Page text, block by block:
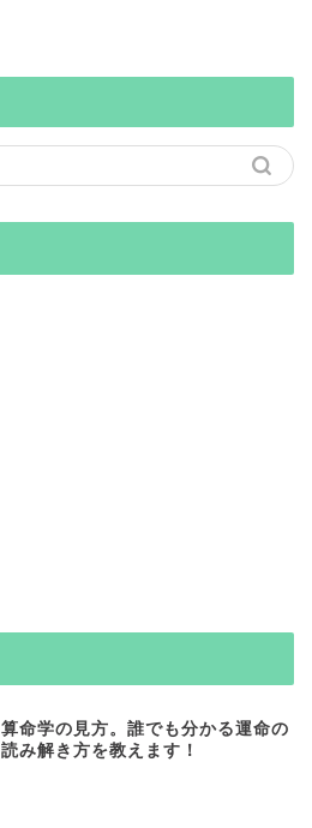
算命学の見方。誰でも分かる運命の
読み解き方を教えます！